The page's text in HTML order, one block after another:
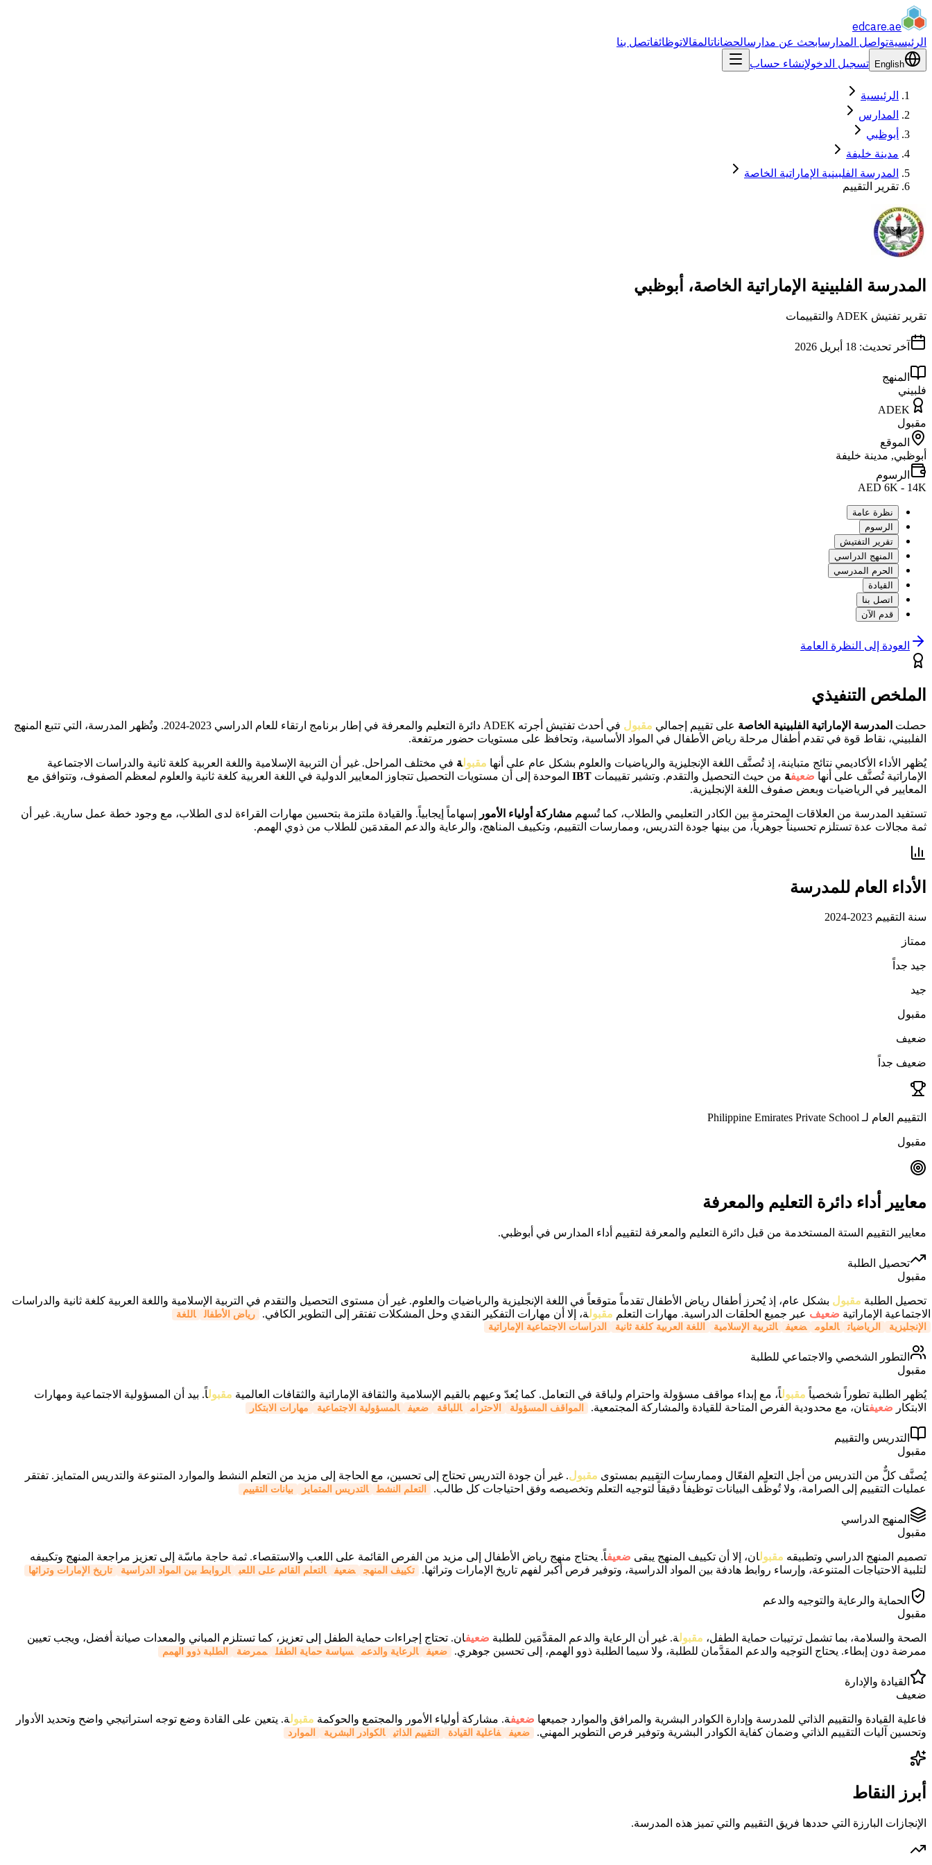
edcare.ae
الرئيسيةتواصل المدارسابحث عن مدارسالحضاناتالمقالاتوظائفاتصل بنا
English تسجيل الدخولإنشاء حساب
الرئيسية
المدارس
أبوظبي
مدينة خليفة
المدرسة الفلبينية الإماراتية الخاصة
تقرير التقييم
المدرسة الفلبينية الإماراتية الخاصة، أبوظبي
تقرير تفتيش ADEK والتقييمات
آخر تحديث: 18 أبريل 2026
المنهج
فلبيني
ADEK
مقبول
الموقع
أبوظبي, مدينة خليفة
الرسوم
AED 6K - 14K
نظرة عامة
الرسوم
تقرير التفتيش
المنهج الدراسي
الحرم المدرسي
القيادة
اتصل بنا
قدم الآن
العودة إلى النظرة العامة
الملخص التنفيذي
حصلت المدرسة الإماراتية الفلبينية الخاصة على تقييم إجمالي مقبول
في أحدث تفتيش أجرته ADEK دائرة التعليم والمعرفة في إطار برنامج ارتقاء للعام الدراسي 2023-2024. وتُظهر المدرسة، التي تتبع المنهج
الفلبيني، نقاط قوة في تقدم أطفال مرحلة رياض الأطفال في المواد الأساسية، وتحافظ على مستويات حضور مرتفعة.
يُظهر الأداء الأكاديمي نتائج متباينة، إذ تُصنَّف اللغة الإنجليزية والرياضيات والعلوم بشكل عام على أنها مقبولة في مختلف المراحل. غير أن التربية الإسلامية واللغة العربية كلغة ثانية والدراسات الاجتماعية
الإماراتية تُصنَّف على أنها ضعيفة من حيث التحصيل والتقدم. وتشير تقييمات IBT الموحدة إلى أن مستويات التحصيل تتجاوز المعايير الدولية في اللغة العربية كلغة ثانية والعلوم لمعظم الصفوف، وتتوافق مع
المعايير في الرياضيات وبعض صفوف اللغة الإنجليزية.
تستفيد المدرسة من العلاقات المحترمة بين الكادر التعليمي والطلاب، كما تُسهم مشاركة أولياء الأمور
إسهاماً إيجابياً. والقيادة ملتزمة بتحسين مهارات القراءة لدى الطلاب، مع وجود خطة عمل سارية. غير أن
ثمة مجالات عدة تستلزم تحسيناً جوهرياً، من بينها جودة التدريس، وممارسات التقييم، وتكييف المناهج، والرعاية والدعم المقدمَين للطلاب من ذوي الهمم.
الأداء العام للمدرسة
سنة التقييم 2023-2024
ممتاز
جيد جداً
جيد
مقبول
ضعيف
ضعيف جداً
التقييم العام لـ Philippine Emirates Private School
مقبول
معايير أداء دائرة التعليم والمعرفة
معايير التقييم الستة المستخدمة من قبل دائرة التعليم والمعرفة لتقييم أداء المدارس في أبوظبي.
تحصيل الطلبة
مقبول
تحصيل الطلبة مقبول بشكل عام، إذ يُحرز أطفال رياض الأطفال تقدماً متوقعاً في اللغة الإنجليزية والرياضيات والعلوم. غير أن مستوى التحصيل والتقدم في التربية الإسلامية واللغة العربية كلغة ثانية والدراسات
الاجتماعية الإماراتية ضعيف عبر جميع الحلقات الدراسية. مهارات التعلم مقبولة، إلا أن مهارات التفكير النقدي وحل المشكلات تفتقر إلى التطوير الكافي. رياض الأطفال
اللغة
الإنجليزية
الرياضيات العلوم ضعيف التربية الإسلامية اللغة العربية كلغة ثانية الدراسات الاجتماعية الإماراتية
التطور الشخصي والاجتماعي للطلبة
مقبول
يُظهر الطلبة تطوراً شخصياً مقبولاً، مع إبداء مواقف مسؤولة واحترام ولباقة في التعامل. كما يُعدّ وعيهم بالقيم الإسلامية والثقافة الإماراتية والثقافات العالمية مقبولاً. بيد أن المسؤولية الاجتماعية ومهارات
الابتكار ضعيفتان، مع محدودية الفرص المتاحة للقيادة والمشاركة المجتمعية. المواقف المسؤولة الاحترام اللباقة ضعيف المسؤولية الاجتماعية مهارات الابتكار
التدريس والتقييم
مقبول
يُصنَّف كلٌّ من التدريس من أجل التعلم الفعّال وممارسات التقييم بمستوى مقبول. غير أن جودة التدريس تحتاج إلى تحسين، مع الحاجة إلى مزيد من التعلم النشط والموارد المتنوعة والتدريس المتمايز. تفتقر
عمليات التقييم إلى الصرامة، ولا تُوظَّف البيانات توظيفاً دقيقاً لتوجيه التعلم وتخصيصه وفق احتياجات كل طالب.
التعلم النشط التدريس المتمايز بيانات التقييم
المنهج الدراسي
مقبول
تصميم المنهج الدراسي وتطبيقه مقبولان، إلا أن تكييف المنهج يبقى ضعيفاً. يحتاج منهج رياض الأطفال إلى مزيد من الفرص القائمة على اللعب والاستقصاء. ثمة حاجة ماسّة إلى تعزيز مراجعة المنهج وتكييفه
لتلبية الاحتياجات المتنوعة، وإرساء روابط هادفة بين المواد الدراسية، وتوفير فرص أكبر لفهم تاريخ الإمارات وتراثها.
تكييف المنهج ضعيف التعلم القائم على اللعب الروابط بين المواد الدراسية تاريخ الإمارات وتراثها
الحماية والرعاية والتوجيه والدعم
مقبول
الصحة والسلامة، بما تشمل ترتيبات حماية الطفل، مقبولة. غير أن الرعاية والدعم المقدَّمَين للطلبة ضعيفان. تحتاج إجراءات حماية الطفل إلى تعزيز، كما تستلزم المباني والمعدات صيانة أفضل، ويجب تعيين
ممرضة دون إبطاء. يحتاج التوجيه والدعم المقدَّمان للطلبة، ولا سيما الطلبة ذوو الهمم، إلى تحسين جوهري.
ضعيف الرعاية والدعم سياسة حماية الطفل ممرضة الطلبة ذوو الهمم
القيادة والإدارة
ضعيف
فاعلية القيادة والتقييم الذاتي للمدرسة وإدارة الكوادر البشرية والمرافق والموارد جميعها ضعيفة. مشاركة أولياء الأمور والمجتمع والحوكمة مقبولة. يتعين على القادة وضع توجه استراتيجي واضح وتحديد الأدوار
وتحسين آليات التقييم الذاتي وضمان كفاية الكوادر البشرية وتوفير فرص التطوير المهني.
ضعيف فاعلية القيادة التقييم الذاتي الكوادر البشرية الموارد
أبرز النقاط
الإنجازات البارزة التي حددها فريق التقييم والتي تميز هذه المدرسة.